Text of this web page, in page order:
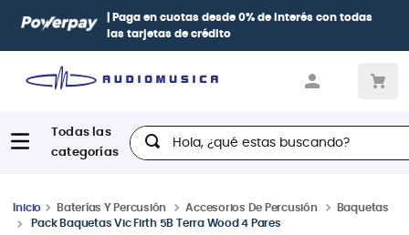
| Paga en cuotas desde 0% de interés con todas
las tarjetas de crédito
Hola, ¿qué estas buscando?
Baterías Y Percusión Accesorios De Percusión
Baquetas
Pack Baquetas Vic Firth 5B Terra Wood 4 Pares